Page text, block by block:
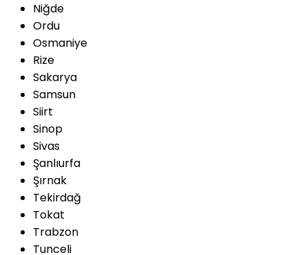
Niğde
Ordu
Osmaniye
Rize
Sakarya
Samsun
Siirt
Sinop
Sivas
Şanlıurfa
Şırnak
Tekirdağ
Tokat
Trabzon
Tunceli